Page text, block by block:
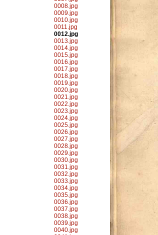
0008.jpg
0009.jpg
0010.jpg
0011.jpg
0012.jpg
0013.jpg
0014.jpg
0015.jpg
0016.jpg
0017.jpg
0018.jpg
0019.jpg
0020.jpg
0021.jpg
0022.jpg
0023.jpg
0024.jpg
0025.jpg
0026.jpg
0027.jpg
0028.jpg
0029.jpg
0030.jpg
0031.jpg
0032.jpg
0033.jpg
0034.jpg
0035.jpg
0036.jpg
0037.jpg
0038.jpg
0039.jpg
0040.jpg